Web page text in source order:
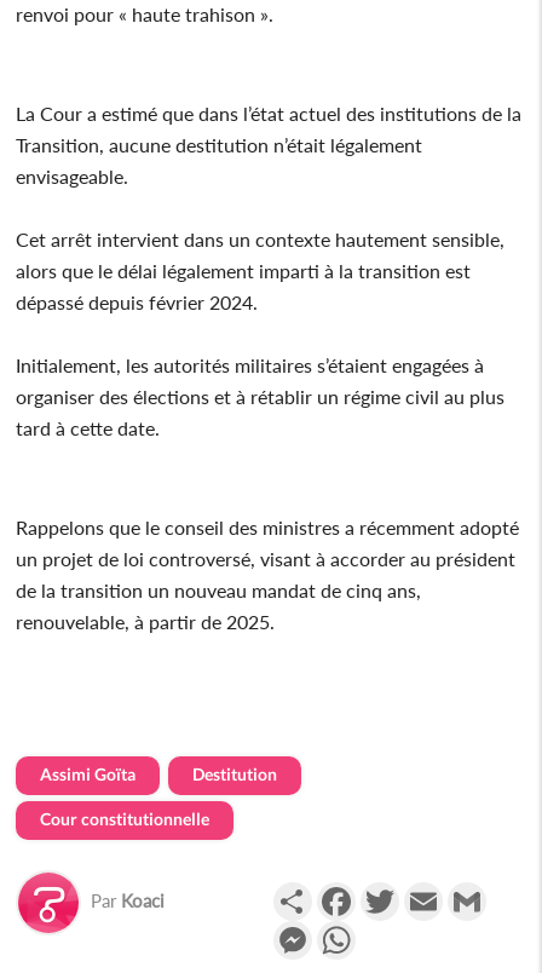
renvoi pour « haute trahison ».
La Cour a estimé que dans l’état actuel des institutions de la
Transition, aucune destitution n’était légalement
envisageable.
Cet arrêt intervient dans un contexte hautement sensible,
alors que le délai légalement imparti à la transition est
dépassé depuis février 2024.
Initialement, les autorités militaires s’étaient engagées à
organiser des élections et à rétablir un régime civil au plus
tard à cette date.
Rappelons que le conseil des ministres a récemment adopté
un projet de loi controversé, visant à accorder au président
de la transition un nouveau mandat de cinq ans,
renouvelable, à partir de 2025.
Assimi Goïta Destitution
Cour constitutionnelle
Par Koaci PartagerFacebookTwitterEmail
Messenger